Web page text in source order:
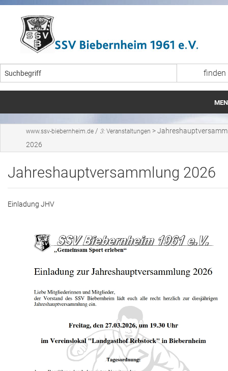
Startseite
Aktuelles
Veranstaltungen
Fußball
Der Verein
www.ssv-biebernheim.de / 3: Veranstaltungen >
2026
Jahreshauptversammlung 2026
Einladung JHV